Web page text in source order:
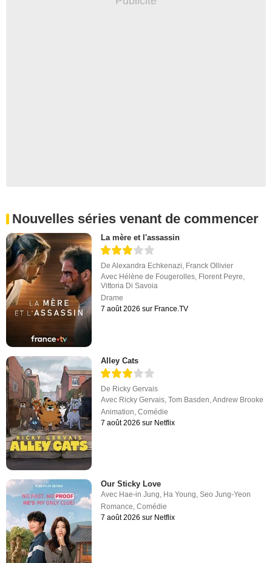
Nouvelles séries venant de commencer
La mère et l'assassin
DeAlexandra Echkenazi Franck Ollivier
Avec Hélène de Fougerolles Florent Peyre
Vittoria Di Savoia
Drame
7 août 2026 sur France.TV
Alley Cats
De Ricky Gervais
Avec Ricky Gervais,Tom Basden,Andrew Brooke
Animation,Comédie
7 août 2026 sur Netflix
Our Sticky Love
Avec Hae-in Jung, Ha Young,Seo Jung-Yeon
Romance,Comédie
7 août 2026 sur Netflix